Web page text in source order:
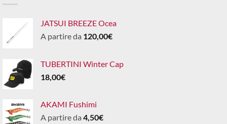
JATSUI BREEZE Ocea
A partire da 120,00€
TUBERTINI Winter Cap
18,00€
AKAMI Fushimi
A partire da 4,50€